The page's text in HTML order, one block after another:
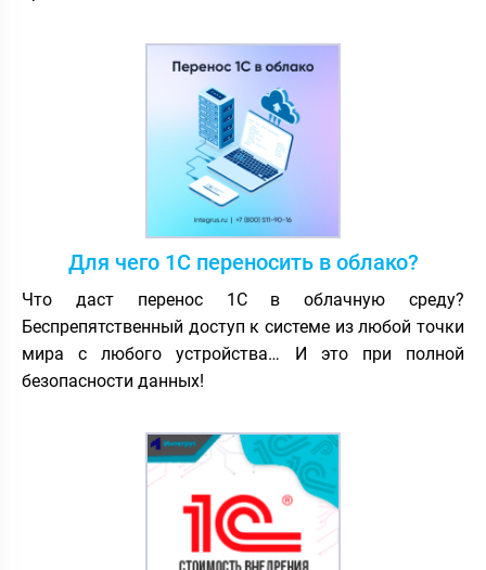
Для чего 1С переносить в облако?
Что даст перенос 1С в облачную среду?
Беспрепятственный доступ к системе из любой точки
мира с любого устройства… И это при полной
безопасности данных!